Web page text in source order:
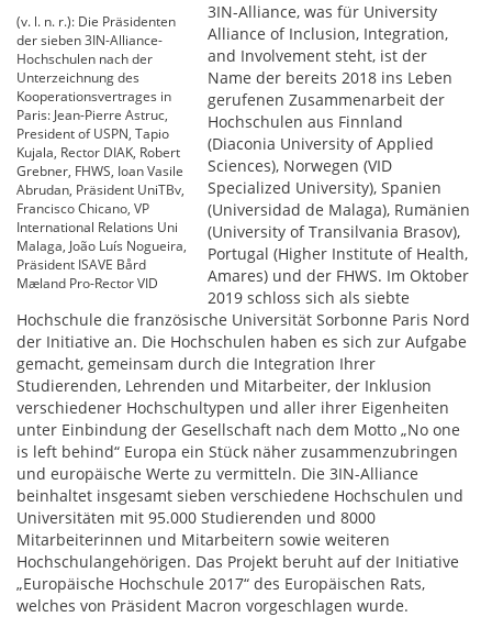
(v. l. n. r.): Die Präsidenten
der sieben 3IN-Alliance-
Hochschulen nach der
Unterzeichnung des
Kooperationsvertrages in
Paris: Jean-Pierre Astruc,
President of USPN, Tapio
Kujala, Rector DIAK, Robert
Grebner, FHWS, Ioan Vasile
Abrudan, Präsident UniTBv,
Francisco Chicano, VP
International Relations Uni
Malaga, João Luís Nogueira,
Präsident ISAVE Bård
Mæland Pro-Rector VID
3IN-Alliance, was für University
Alliance of Inclusion, Integration,
and Involvement steht, ist der
Name der bereits 2018 ins Leben
gerufenen Zusammenarbeit der
Hochschulen aus Finnland
(Diaconia University of Applied
Sciences), Norwegen (VID
Specialized University), Spanien
(Universidad de Malaga), Rumänien
(University of Transilvania Brasov),
Portugal (Higher Institute of Health,
Amares) und der FHWS. Im Oktober
2019 schloss sich als siebte
Hochschule die französische Universität Sorbonne Paris Nord
der Initiative an. Die Hochschulen haben es sich zur Aufgabe
gemacht, gemeinsam durch die Integration Ihrer
Studierenden, Lehrenden und Mitarbeiter, der Inklusion
verschiedener Hochschultypen und aller ihrer Eigenheiten
unter Einbindung der Gesellschaft nach dem Motto „No one
is left behind“ Europa ein Stück näher zusammenzubringen
und europäische Werte zu vermitteln. Die 3IN-Alliance
beinhaltet insgesamt sieben verschiedene Hochschulen und
Universitäten mit 95.000 Studierenden und 8000
Mitarbeiterinnen und Mitarbeitern sowie weiteren
Hochschulangehörigen. Das Projekt beruht auf der Initiative
„Europäische Hochschule 2017“ des Europäischen Rats,
welches von Präsident Macron vorgeschlagen wurde.